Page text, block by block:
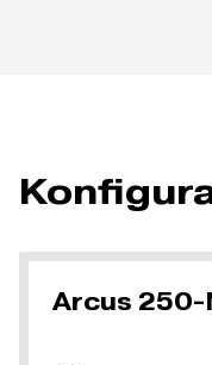
Arcus 250-